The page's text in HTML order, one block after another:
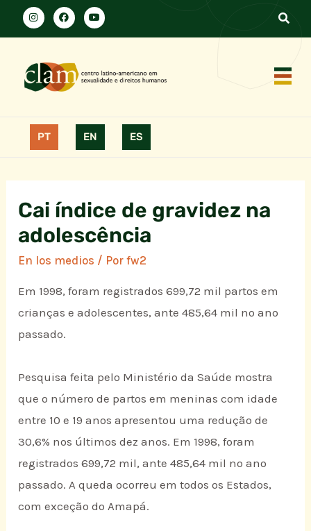
PT EN ES
Cai índice de gravidez na
adolescência
En los medios / Porfw2
Em 1998, foram registrados 699,72 mil partos em
crianças e adolescentes, ante 485,64 mil no ano
passado.
Pesquisa feita pelo Ministério da Saúde mostra
que o número de partos em meninas com idade
entre 10 e 19 anos apresentou uma redução de
30,6% nos últimos dez anos. Em 1998, foram
registrados 699,72 mil, ante 485,64 mil no ano
passado. A queda ocorreu em todos os Estados,
com exceção do Amapá.